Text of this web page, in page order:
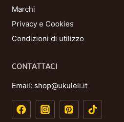
Marchi
Privacy e Cookies
Condizioni di utilizzo
CONTATTACI
Email: shop@ukuleli.it